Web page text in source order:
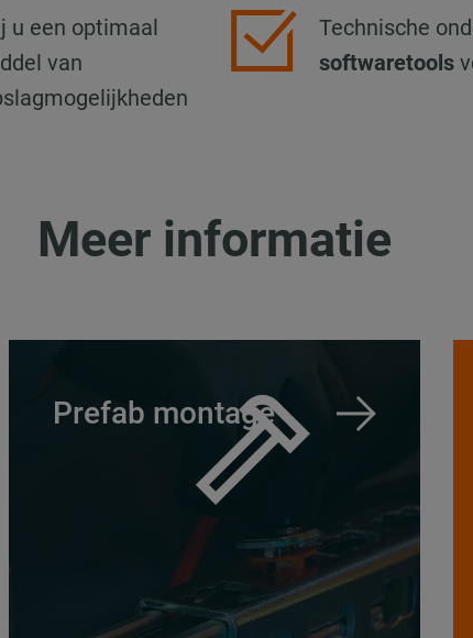
u een optimaal
van
Technische
softwaretools
Meer informatie
Prefab montage